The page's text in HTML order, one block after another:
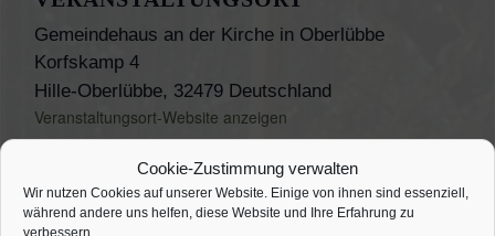
Cookie-Zustimmung verwalten
Wir nutzen Cookies auf unserer Website. Einige von ihnen sind essenziell,
während andere uns helfen, diese Website und Ihre Erfahrung zu
verbessern.
Gemeindehaus an der Kirche in Oberlübbe
Korfskamp 4
Hille-Oberlübbe, 32479 Deutschland
Veranstaltungsort-Website anzeigen
Aktion Saubere Landschaft Oberlübbe
Veranstaltung abgesagt
Ausflug
aus